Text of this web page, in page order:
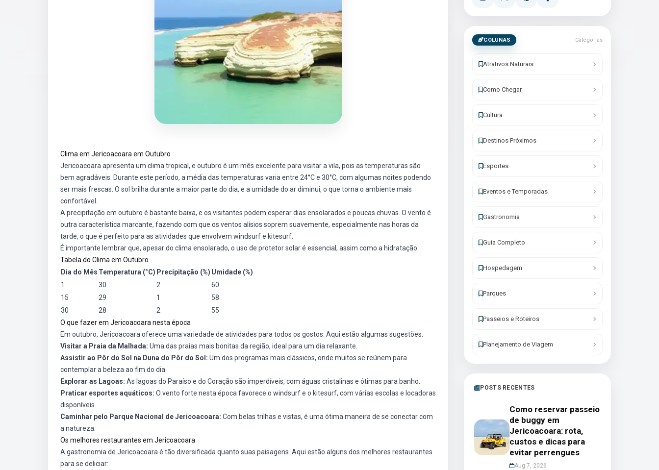
Clima em Jericoacoara em Outubro
Jericoacoara apresenta um clima tropical, e outubro é um mês excelente para visitar a vila, pois as temperaturas são
bem agradáveis. Durante este período, a média das temperaturas varia entre 24°C e 30°C, com algumas noites podendo
ser mais frescas. O sol brilha durante a maior parte do dia, e a umidade do ar diminui, o que torna o ambiente mais
confortável.
A precipitação em outubro é bastante baixa, e os visitantes podem esperar dias ensolarados e poucas chuvas. O vento é
outra característica marcante, fazendo com que os ventos alísios soprem suavemente, especialmente nas horas da
tarde, o que é perfeito para as atividades que envolvem windsurf e kitesurf.
É importante lembrar que, apesar do clima ensolarado, o uso de protetor solar é essencial, assim como a hidratação.
Tabela do Clima em Outubro
Dia do Mês Temperatura (°C) Precipitação (%) Umidade (%)
1
30 2
60
15
29 1
58
30
28 2
55
O que fazer em Jericoacoara nesta época
Em outubro, Jericoacoara oferece uma variedade de atividades para todos os gostos. Aqui estão algumas sugestões:
Visitar a Praia da Malhada: Uma das praias mais bonitas da região, ideal para um dia relaxante.
Assistir ao Pôr do Sol na Duna do Pôr do Sol: Um dos programas mais clássicos, onde muitos se reúnem para
contemplar a beleza ao fim do dia.
Explorar as Lagoas: As lagoas do Paraíso e do Coração são imperdíveis, com águas cristalinas e ótimas para banho.
Praticar esportes aquáticos: O vento forte nesta época favorece o windsurf e o kitesurf, com várias escolas e locadoras
disponíveis.
Caminhar pelo Parque Nacional de Jericoacoara: Com belas trilhas e vistas, é uma ótima maneira de se conectar com
a natureza.
Os melhores restaurantes em Jericoacoara
A gastronomia de Jericoacoara é tão diversificada quanto suas paisagens. Aqui estão alguns dos melhores restaurantes
para se deliciar:
COLUNAS Categorias
Atrativos Naturais
Como Chegar
Cultura
Destinos Próximos
Esportes
Eventos e Temporadas
Gastronomia
Guia Completo
Hospedagem
Parques
Passeios e Roteiros
Planejamento de Viagem
POSTS RECENTES
Como reservar passeio
de buggy em
Jericoacoara: rota,
custos e dicas para
evitar perrengues
Aug 7, 2026